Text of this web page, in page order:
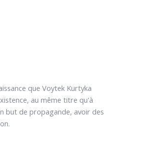
que Voytek Kurtyka
au même titre qu'à
but de propagande, avoir des